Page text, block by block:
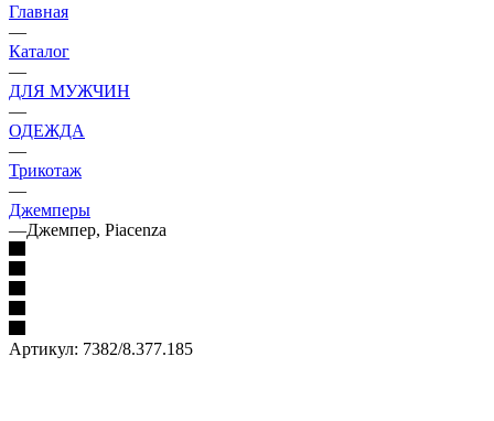
Главная
—
Каталог
—
ДЛЯ МУЖЧИН
—
ОДЕЖДА
—
Трикотаж
—
Джемперы
—Джемпер, Piacenza
Артикул: 7382/8.377.185